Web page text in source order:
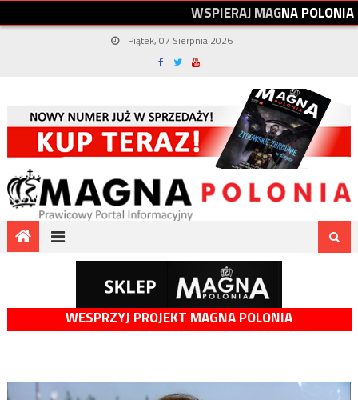
WSPIERAJMAGNAPOLONIA
Piątek, 07 Sierpnia 2026
WESPRZYJ PROJEKT MAGNA POLONIA